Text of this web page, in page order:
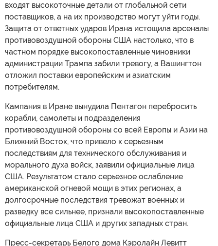
входят высокоточные детали от глобальной сети
поставщиков, а на их производство могут уйти годы.
Защита от ответных ударов Ирана истощила арсеналы
противовоздушной обороны США настолько, что в
частном порядке высокопоставленные чиновники
администрации Трампа забили тревогу, а Вашингтон
отложил поставки европейским и азиатским
потребителям.
Кампания в Иране вынудила Пентагон перебросить
корабли, самолеты и подразделения
противовоздушной обороны со всей Европы и Азии на
Ближний Восток, что привело к серьезным
последствиям для технического обслуживания и
морального духа войск, заявили официальные лица
США. Результатом стало серьезное ослабление
американской огневой мощи в этих регионах, а
долгосрочные последствия тревожат военных и
разведку все сильнее, признали высокопоставленные
официальные лица США и других западных стран.
Пресс-секретарь Белого дома Кэролайн Левитт